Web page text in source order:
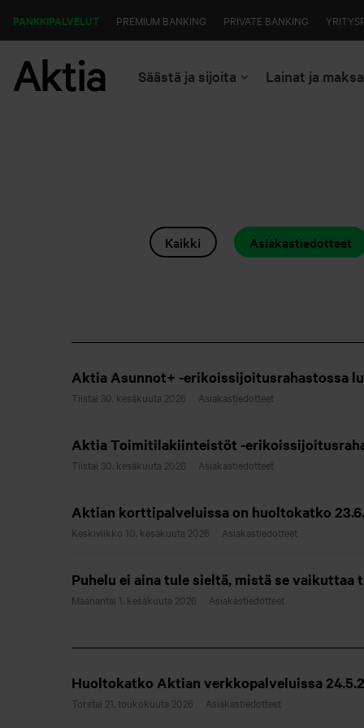
PANKKIPALVELUT PREMIUM BANKING PRIVATE BANKING
Säästä ja sijoita Lainat ja
Kaikki Asiakastiedotteet
Aktia Asunnot+ -erikoissijoitusrahastossa
Tiistai 30. kesäkuuta 2026 Asiakastiedotteet
Aktia Toimitilakiinteistöt -
Tiistai 30. kesäkuuta 2026 Asiakastiedotteet
Aktian korttipalveluissa on huoltokatko
Keskiviikko 10. kesäkuuta 2026 Asiakastiedotteet
Puhelu ei aina tule sieltä, mistä se
Maanantai 1. kesäkuuta 2026 Asiakastiedotteet
Huoltokatko Aktian verkkopalveluissa
Torstai 21. toukokuuta 2026 Asiakastiedotteet